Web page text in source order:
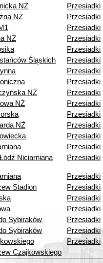
NŻ
Przesiadki
NŻ
Przesiadki
Przesiadki
NŻ
Przesiadki
Przesiadki
Śląskich
Przesiadki
Przesiadki
Przesiadki
NŻ
Przesiadki
NŻ
Przesiadki
Przesiadki
NŻ
Przesiadki
Przesiadki
Przesiadki
Niciarniana
Przesiadki
Przesiadki
Stadion
Przesiadki
Przesiadki
Przesiadki
Sybiraków
Przesiadki
Sybiraków
Przesiadki
Przesiadki
Czajkowskiego